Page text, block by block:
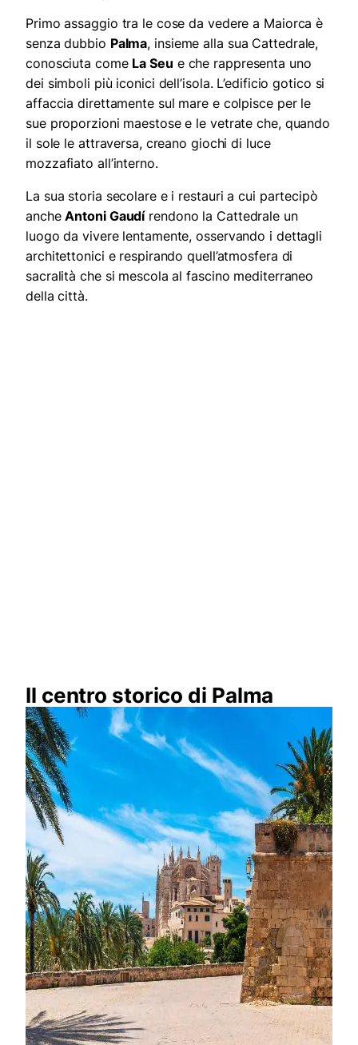
Primo assaggio tra le cose da vedere a Maiorca è
senza dubbio Palma, insieme alla sua Cattedrale,
conosciuta come La Seu e che rappresenta uno
dei simboli più iconici dell’isola. L’edificio gotico si
affaccia direttamente sul mare e colpisce per le
sue proporzioni maestose e le vetrate che, quando
il sole le attraversa, creano giochi di luce
mozzafiato all’interno.
La sua storia secolare e i restauri a cui partecipò
ancheAntoni Gaudírendono la Cattedrale un
luogo da vivere lentamente, osservando i dettagli
architettonici e respirando quell’atmosfera di
sacralità che si mescola al fascino mediterraneo
della città.
Il centro storico di Palma